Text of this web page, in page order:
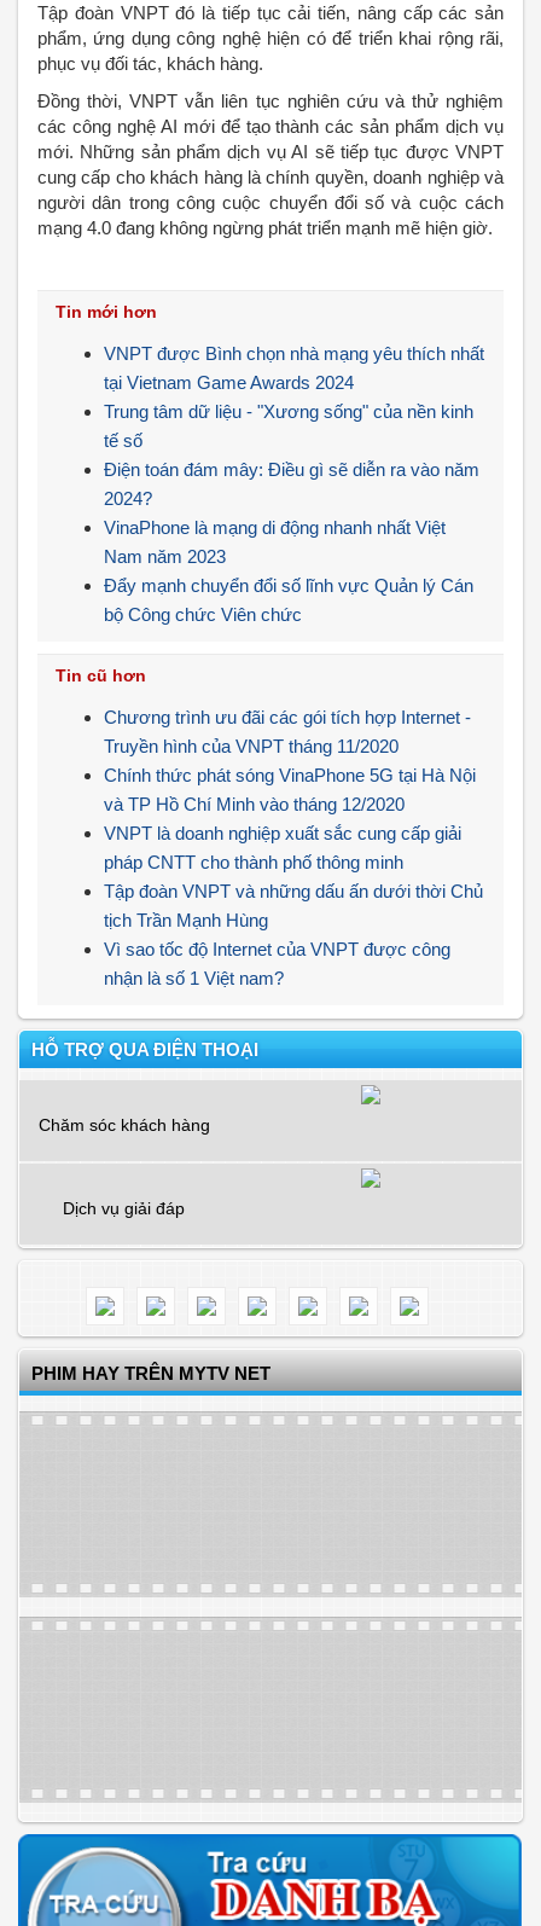
Tập đoàn VNPT đó là tiếp tục cải tiến, nâng cấp các sản
phẩm, ứng dụng công nghệ hiện có để triển khai rộng rãi,
phục vụ đối tác, khách hàng.
Đồng thời, VNPT vẫn liên tục nghiên cứu và thử nghiệm
các công nghệ AI mới để tạo thành các sản phẩm dịch vụ
mới. Những sản phẩm dịch vụ AI sẽ tiếp tục được VNPT
cung cấp cho khách hàng là chính quyền, doanh nghiệp và
người dân trong công cuộc chuyển đổi số và cuộc cách
mạng 4.0 đang không ngừng phát triển mạnh mẽ hiện giờ.
Tin mới hơn
VNPT được Bình chọn nhà mạng yêu thích nhất
tại Vietnam Game Awards 2024
Trung tâm dữ liệu - "Xương sống" của nền kinh
tế số
Điện toán đám mây: Điều gì sẽ diễn ra vào năm
2024?
VinaPhone là mạng di động nhanh nhất Việt
Nam năm 2023
Đẩy mạnh chuyển đổi số lĩnh vực Quản lý Cán
bộ Công chức Viên chức
Tin cũ hơn
Chương trình ưu đãi các gói tích hợp Internet -
Truyền hình của VNPT tháng 11/2020
Chính thức phát sóng VinaPhone 5G tại Hà Nội
và TP Hồ Chí Minh vào tháng 12/2020
VNPT là doanh nghiệp xuất sắc cung cấp giải
pháp CNTT cho thành phố thông minh
Tập đoàn VNPT và những dấu ấn dưới thời Chủ
tịch Trần Mạnh Hùng
Vì sao tốc độ Internet của VNPT được công
nhận là số 1 Việt nam?
HỖ TRỢ QUA ĐIỆN THOẠI
Chăm sóc khách hàng
Dịch vụ giải đáp
PHIM HAY TRÊN MYTV NET